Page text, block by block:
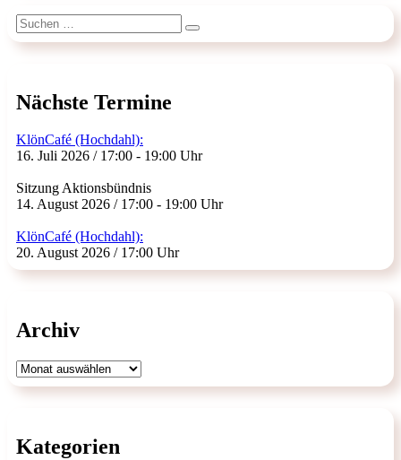
Suchen
nach:
Suchen
Nächste Termine
KlönCafé (Hochdahl):
16. Juli 2026 / 17:00 - 19:00 Uhr
Sitzung Aktionsbündnis
14. August 2026 / 17:00 - 19:00 Uhr
KlönCafé (Hochdahl):
20. August 2026 / 17:00 Uhr
Archiv
Archiv
Kategorien